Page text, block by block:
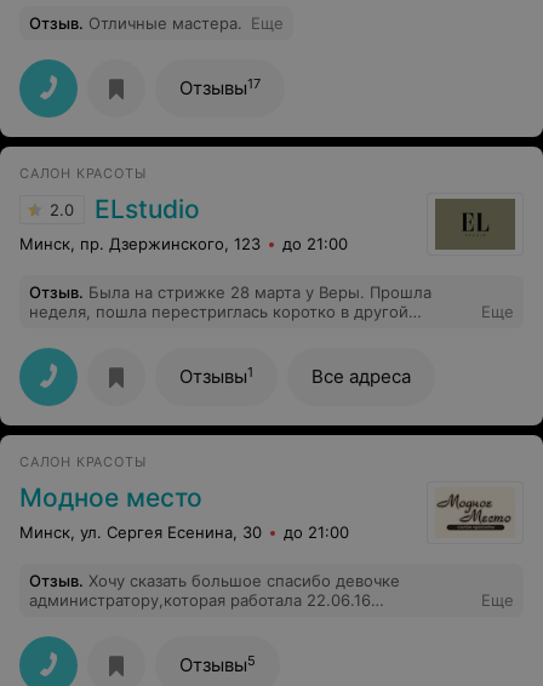
Отзыв. Отличные мастера. Еще
Отзывы17
САЛОН КРАСОТЫ
2.0 ELstudio
Минск, пр. Дзержинского, 123 до 21:00
Отзыв. Была на стрижке 28 марта у Веры. Прошла
неделя, пошла перестриглась коротко в другой
в этом салоне.Руки надо пообрывать таким мастерам.
Такое чувство, что стригут все, вторая
профессия,наверно, после тракториста, но
профессионалов нужно поискать.
Еще
Отзывы1 Все адреса
САЛОН КРАСОТЫ
Модное место
Минск, ул. Сергея Есенина, 30 до 21:00
Отзыв. Хочу сказать большое спасибо девочке
администратору,которая работала 22.06.16
Приятно общаться с такими людьми!
Еще
Отзывы5